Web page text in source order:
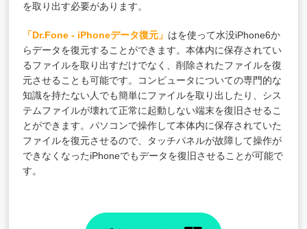
を取り出す必要があります。
「Dr.Fone - iPhoneデータ復元」 はを使って水没iPhone6か
らデータを復元することができます。本体内に保存されてい
るファイルを取り出すだけでなく、削除されたファイルを復
元させることも可能です。コンピュータについての専門的な
知識を持たない人でも簡単にファイルを取り出したり、シス
テムファイルが壊れて正常に起動しない端末を復旧させるこ
とができます。パソコンで操作して本体内に保存されていた
ファイルを復元させるので、タッチパネルが故障して操作が
できなくなったiPhoneでもデータを復旧させることが可能で
す。